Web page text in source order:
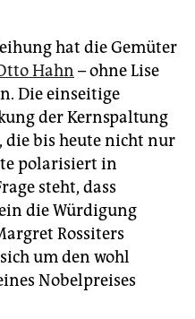
hat die Gemüter
Hahn – ohne Lise
Die einseitige
der Kernspaltung
die bis heute nicht nur
polarisiert in
steht, dass
die Würdigung
Rossiters
um den wohl
Nobelpreises